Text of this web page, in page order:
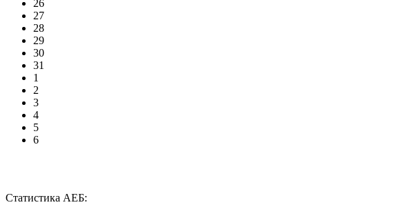
26
27
28
29
30
31
1
2
3
4
5
6
Статистика АЕБ: